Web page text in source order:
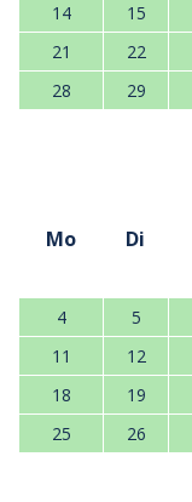
14
15
21
22
28
29
Mo
Di
4
5
11
12
18
19
25
26